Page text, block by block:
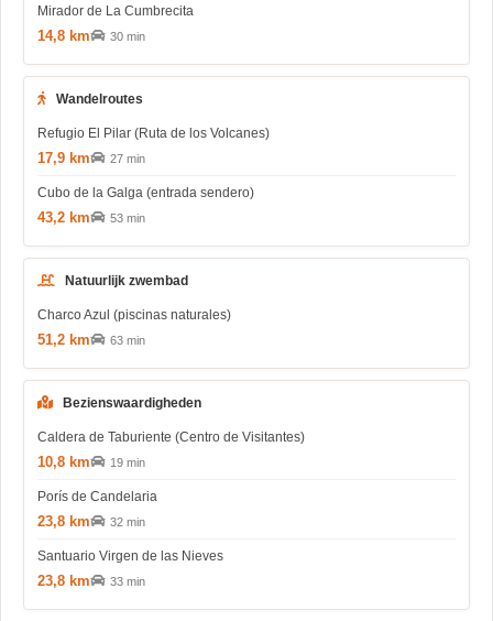
Mirador de La Cumbrecita
14,8 km 30 min
Wandelroutes
Refugio El Pilar (Ruta de los Volcanes)
17,9 km 27 min
Cubo de la Galga (entrada sendero)
43,2 km 53 min
Natuurlijk zwembad
Charco Azul (piscinas naturales)
51,2 km 63 min
Bezienswaardigheden
Caldera de Taburiente (Centro de Visitantes)
10,8 km 19 min
Porís de Candelaria
23,8 km 32 min
Santuario Virgen de las Nieves
23,8 km 33 min